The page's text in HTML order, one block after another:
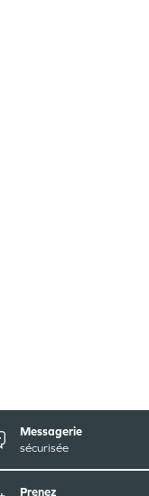
Messagerie
sécurisée
Prenez